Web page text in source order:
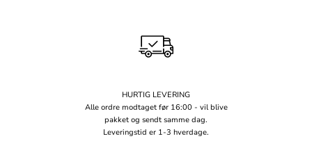
HURTIG LEVERING
Alle ordre modtaget før 16:00 - vil blive
pakket og sendt samme dag.
Leveringstid er 1-3 hverdage.